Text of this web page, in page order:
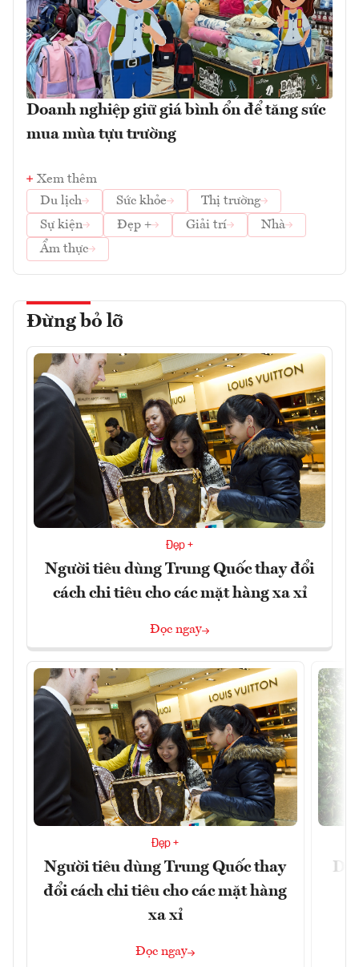
Doanh nghiệp giữ giá bình ổn để tăng sức
mua mùa tựu trường
Xem thêm
Du lịch
Sức khỏe
Thị trường
Sự kiện
Đẹp + Giải trí
Nhà
Ẩm thực
Đừng bỏ lỡ
Đẹp +
Người tiêu dùng Trung Quốc thay đổi
cách chi tiêu cho các mặt hàng xa xỉ
Đọc ngay
Đẹp +
Người tiêu dùng Trung Quốc thay
đổi cách chi tiêu cho các mặt hàng
xa xỉ
Đọc ngay
Du